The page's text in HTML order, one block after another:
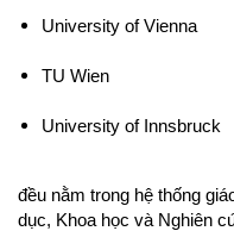
University of Vienna
TU Wien
University of Innsbruck
đều nằm trong hệ thống
dục, Khoa học và Nghiên